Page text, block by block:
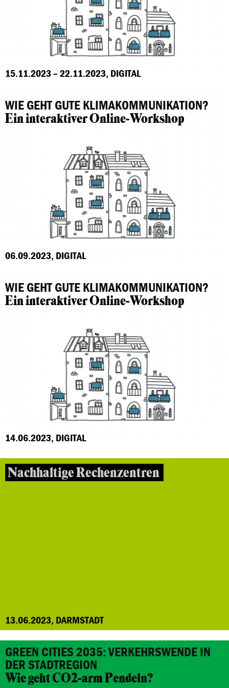
15.11.2023 – 22.11.2023, DIGITAL
WIE GEHT GUTE KLIMAKOMMUNIKATION?
Ein interaktiver Online-Workshop
06.09.2023, DIGITAL
WIE GEHT GUTE KLIMAKOMMUNIKATION?
Ein interaktiver Online-Workshop
14.06.2023, DIGITAL
Nachhaltige Rechenzentren
13.06.2023, DARMSTADT
GREEN CITIES 2035: VERKEHRSWENDE IN
DER STADTREGION
Wie geht CO2-arm Pendeln?